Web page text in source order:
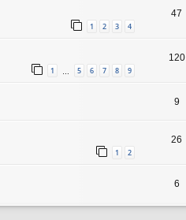
1 2 3 4
47
1 … 5 6 7 8 9
120
9
1 2
26
6